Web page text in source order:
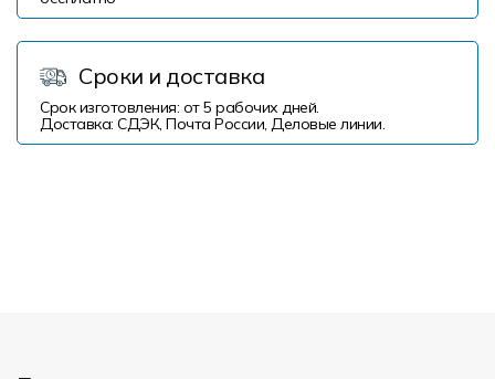
Сроки и доставка
Срок изготовления: от 5 рабочих дней.
Доставка: СДЭК, Почта России, Деловые линии.